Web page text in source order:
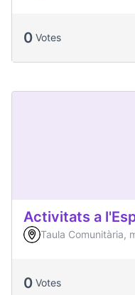
0 Votes
Activitats a
Taula Comunitària,
0 Votes